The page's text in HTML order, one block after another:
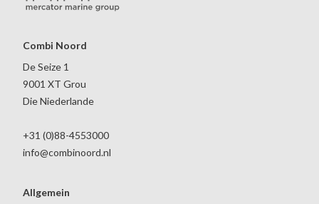
Combi Noord
De Seize 1
9001 XT Grou
Die Niederlande
+31 (0)88-4553000
info@combinoord.nl
Allgemein